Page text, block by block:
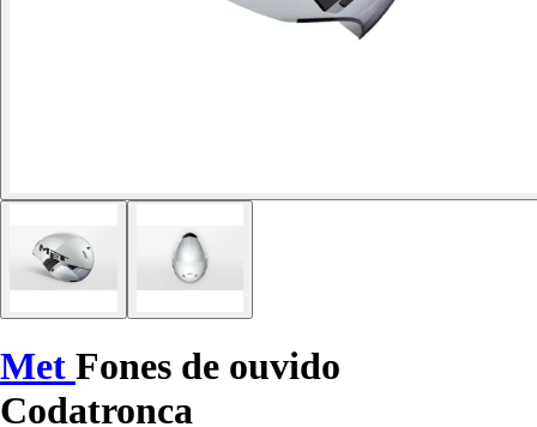
Met Fones de ouvido
Codatronca